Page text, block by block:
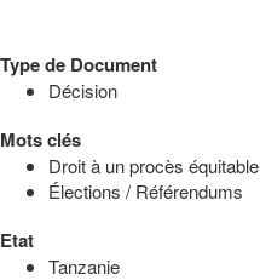
Type de Document
Décision
Mots clés
Droit à un procès équitable
Élections / Référendums
Etat
Tanzanie